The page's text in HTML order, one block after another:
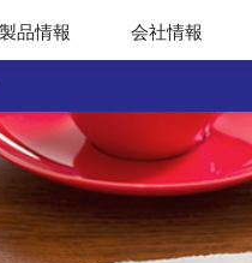
製品情報 会社情報